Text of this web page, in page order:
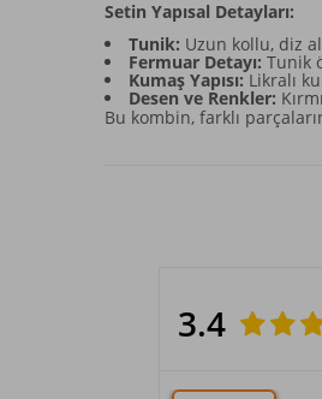
Setin Yapısal Detayları:
Tunik: Uzun kollu, diz
Fermuar Detayı: Tunik
Kumaş Yapısı:Likralı
Desen ve Renkler:
Bu kombin, farklı
3.4